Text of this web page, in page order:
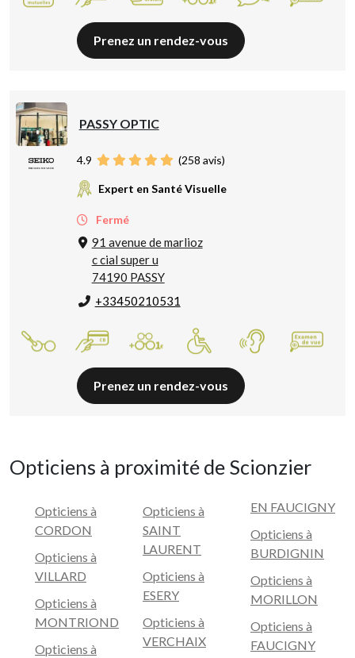
Prenez un rendez-vous
PASSY OPTIC
4.9 (258 avis)
Expert en Santé Visuelle
Fermé
91 avenue de marlioz
c cial super u
74190 PASSY
+33450210531
Prenez un rendez-vous
Opticiens à proximité de Scionzier
Opticiens à
CORDON
Opticiens à
VILLARD
Opticiens à
MONTRIOND
Opticiens à
Opticiens à
SAINT
LAURENT
Opticiens à
ESERY
Opticiens à
VERCHAIX
EN FAUCIGNY
Opticiens à
BURDIGNIN
Opticiens à
MORILLON
Opticiens à
FAUCIGNY